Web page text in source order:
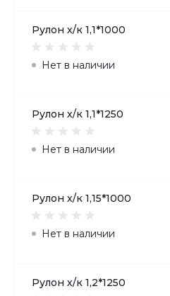
Рулон х/к 1,1*1000
Нет в наличии
Рулон х/к 1,1*1250
Нет в наличии
Рулон х/к 1,15*1000
Нет в наличии
Рулон х/к 1,2*1250